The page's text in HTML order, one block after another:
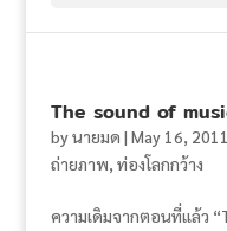
The sound of
byนายมด | May 16, 2011
ถ่ายภาพ, ท่องโลกกว้าง
ความเดิมจากตอนที่แล้ว